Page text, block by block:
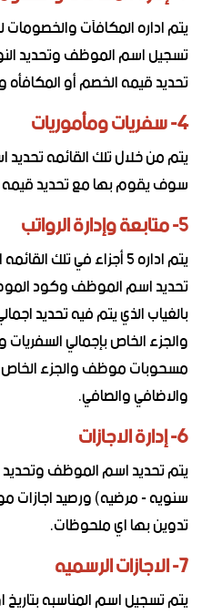
يتم اداره المكافآت
تسجيل اسم الموظف وتحديد
تحديد قيمه الخصم أو
4- سفريات ومأموريات
يتم من خلال تلك القائمه
سوف يقوم بها مع تحديد قيمه
5- متابعة وإدارة الرواتب
يتم اداره 5 أجزاء في تلك
تحديد اسم الموظف وكود
بالغياب الذي يتم فيه تحديد
والجزء الخاص بإجمالي
مسحوبات موظف والجزء الخاص
والاضافي والصافي.
6- إدارة الاجازات
يتم تحديد اسم الموظف وتحديد
سنويه - مرضيه) ورصيد اجازات
تدوين بها اي ملحوظات.
7- الاجازات الرسميه
يتم تسجيل اسم المناسبه بتاريخ